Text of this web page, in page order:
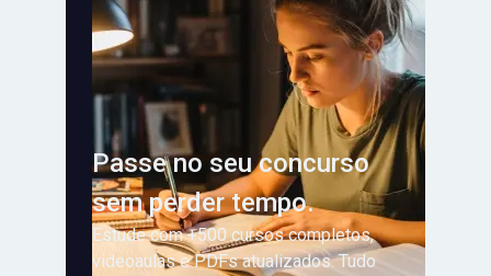
Passe no seu concurso
sem perder tempo.
Estude com +500 cursos completos,
videoaulas e PDFs atualizados. Tudo